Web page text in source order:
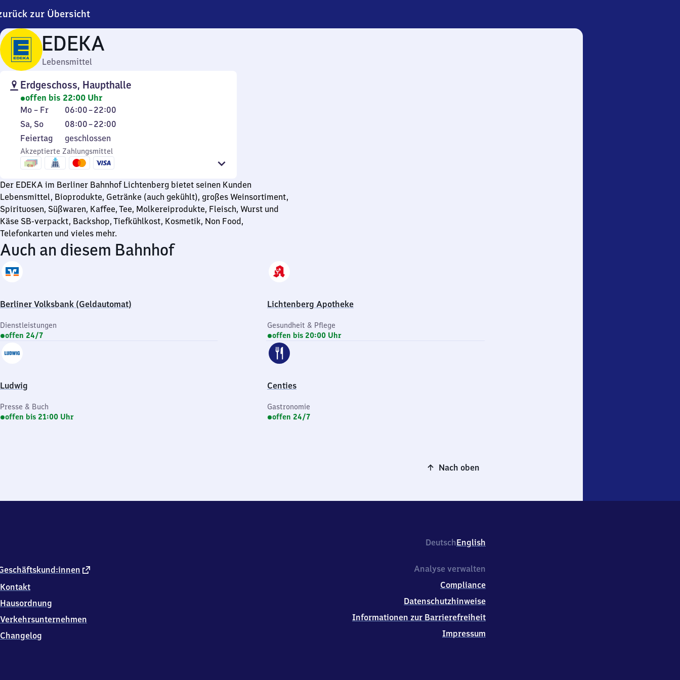
zur Übersicht
EDEKA
Lebensmittel
Erdgeschoss, Haupthalle
offen bis 22:00 Uhr
Montag
bis
Freitag
Mo – Fr 06:00–22:00
Von
6
bis
22
Uhr
Samstag
und
Sonntag
Sa, So 08:00–22:00
Von
8
Uhr
bis
22
Uhr
Feiertag
Feiertag geschlossen
Akzeptierte Zahlungsmittel
Der EDEKA im Berliner Bahnhof Lichtenberg bietet seinen Kunden
Lebensmittel, Bioprodukte, Getränke (auch gekühlt), großes Weinsortiment,
Spirituosen, Süßwaren, Kaffee, Tee, Molkereiprodukte, Fleisch, Wurst und
Käse SB-verpackt, Backshop, Tiefkühlkost, Kosmetik, Non Food,
Telefonkarten und vieles mehr.
Auch an diesem Bahnhof
Berliner Volksbank (Geldautomat)
Dienstleistungen
offen 24/7
Lichtenberg Apotheke
Gesundheit & Pflege
offen bis 20:00 Uhr
Ludwig
Presse & Buch
offen bis 21:00 Uhr
Centies
Gastronomie
offen 24/7
Nach oben
DeutschEnglish
externer
Kontakt
Hausordnung
Verkehrsunternehmen
Changelog
Analyse verwalten
Compliance
Datenschutzhinweise
Informationen zur Barrierefreiheit
Impressum